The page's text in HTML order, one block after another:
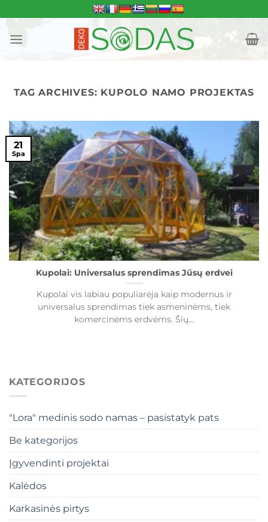
to
content
TAG ARCHIVES: KUPOLO NAMO PROJEKTAS
Kupolai: Universalus sprendimas Jūsų erdvei
Kupolai vis labiau populiarėja kaip modernus ir
universalus sprendimas tiek asmeninėms, tiek
komercinėms erdvėms. Šių...
21
Spa
KATEGORIJOS
"Lora" medinis sodo namas – pasistatyk pats
Be kategorijos
Įgyvendinti projektai
Kalėdos
Karkasinės pirtys